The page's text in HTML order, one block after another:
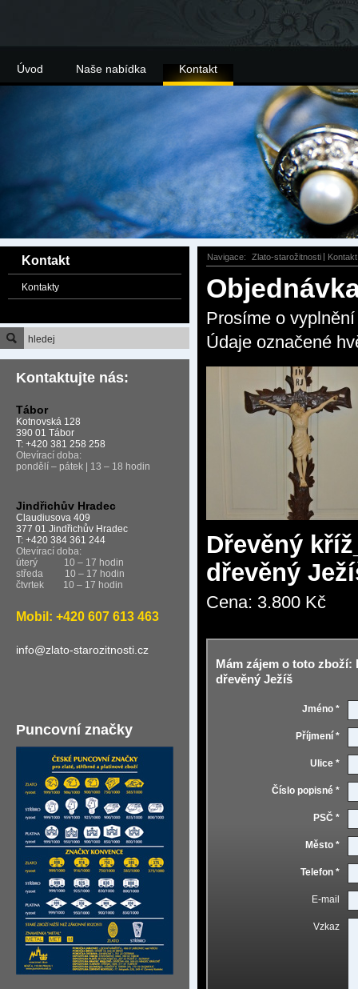
Úvod Naše nabídka Kontakt
Kontakt
Kontakty
Kontaktujte nás:
Tábor
Kotnovská 128
390 01 Tábor
T: +420 381 258 258
Otevírací doba:
pondělí – pátek | 13 – 18 hodin
Jindřichův Hradec
Claudiusova 409
377 01 Jindřichův Hradec
T: +420 384 361 244
Otevírací doba:
úterý 10 – 17 hodin
středa 10 – 17 hodin
čtvrtek 10 – 17 hodin
Mobil: +420 607 613 463
info@zlato-starozitnosti.cz
Puncovní značky
Navigace: Zlato-starožitnosti Kontakt
Prosíme o
Údaje označené
Dřevěný
dřevěný
Cena: 3.800 Kč
Mám zájem o toto zboží:
dřevěný Ježíš
Jméno *
Příjmení *
Ulice *
Číslo popisné *
PSČ *
Město *
Telefon *
E-mail
Vzkaz